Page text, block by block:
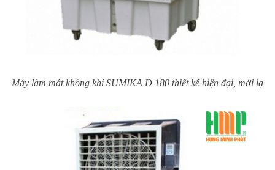
Máy làm mát không khí SUMIKA D 180 thiết kế hiện đại, mới lạ